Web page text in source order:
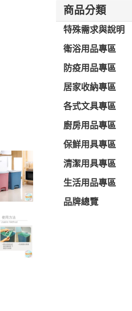
商品分類
特殊需求與說明
衛浴用品專區
防疫用品專區
居家收納專區
各式文具專區
廚房用品專區
保鮮用具專區
清潔用具專區
生活用品專區
品牌總覽